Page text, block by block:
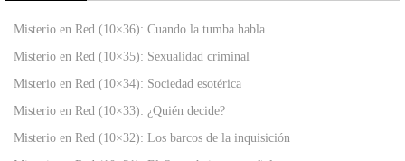
Misterio en Red (10×36): Cuando la tumba habla
Misterio en Red (10×35): Sexualidad criminal
Misterio en Red (10×34): Sociedad esotérica
Misterio en Red (10×33): ¿Quién decide?
Misterio en Red (10×32): Los barcos de la inquisición